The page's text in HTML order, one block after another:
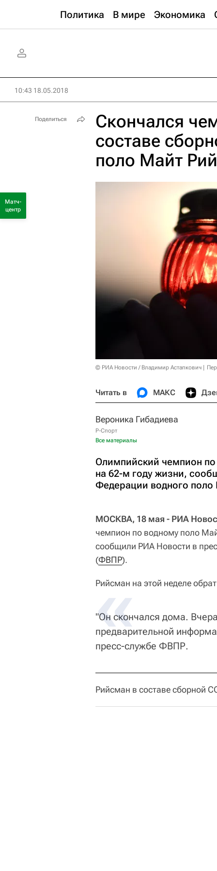
Политика В мире Экономика
10:43 18.05.2018
Скончался
составе
поло Майт
© РИА Новости / Владимир Астапкович
Читать в МАКС
Вероника Гибадиева
Р-Спорт
Все материалы
Олимпийский чемпион
на 62-м году жизни,
Федерации водного
МОСКВА, 18 мая - РИА
чемпион по водному поло
сообщили РИА Новости в
(ФВПР).
Рийсман на этой неделе
"Он скончался дома.
предварительной
пресс-службе ФВПР.
Рийсман в составе сборной
Поделиться
Матч-
центр